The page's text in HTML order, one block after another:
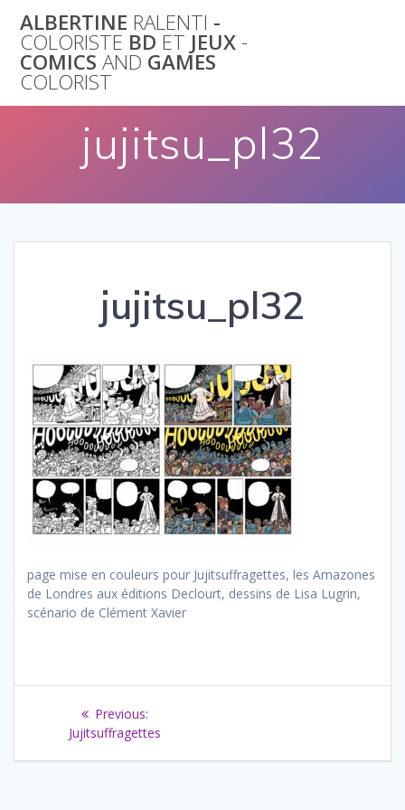
to
content
ALBERTINE RALENTI -
COLORISTE BD ET JEUX -
COMICS AND GAMES
COLORIST
jujitsu_pl32
jujitsu_pl32
page mise en couleurs pour Jujitsuffragettes, les Amazones
de Londres aux éditions Declourt, dessins de Lisa Lugrin,
scénario de Clément Xavier
Navigation
Previous:Previous
post:
Jujitsuffragettes